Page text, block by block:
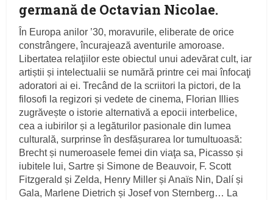
germană de Octavian Nicolae.
În Europa anilor ’30, moravurile, eliberate de orice
constrângere, încurajează aventurile amoroase.
Libertatea relaţiilor este obiectul unui adevărat cult, iar
artiștii și intelectualii se numără printre cei mai înfocaţi
adoratori ai ei. Trecând de la scriitori la pictori, de la
filosofi la regizori și vedete de cinema, Florian Illies
zugrăvește o istorie alternativă a epocii interbelice,
cea a iubirilor și a legăturilor pasionale din lumea
culturală, surprinse în desfășurarea lor tumultuoasă:
Brecht și numeroasele femei din viaţa sa, Picasso și
iubitele lui, Sartre și Simone de Beauvoir, F. Scott
Fitzgerald și Zelda, Henry Miller și Anaïs Nin, Dalí și
Gala, Marlene Dietrich și Josef von Sternberg… La